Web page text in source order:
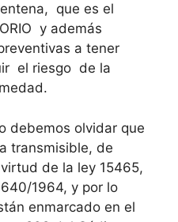
que es el
y además
a tener
el riesgo de la
debemos olvidar que
transmisible, de
de la ley 15465,
1964, y por lo
enmarcado en el